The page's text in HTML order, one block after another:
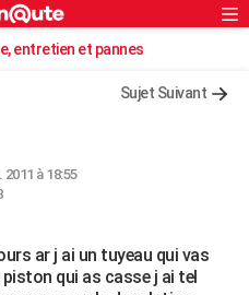
Rechercher
entretien et pannes
Sujet Suivant
à 18:55
ar j ai un tuyeau qui vas
qui as casse j ai tel